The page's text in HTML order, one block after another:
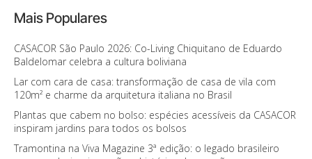
Mais Populares
CASACOR São Paulo 2026: Co-Living Chiquitano de Eduardo
Baldelomar celebra a cultura boliviana
Lar com cara de casa: transformação de casa de vila com
120m² e charme da arquitetura italiana no Brasil
Plantas que cabem no bolso: espécies acessíveis da CASACOR
inspiram jardins para todos os bolsos
Tramontina na Viva Magazine 3ª edição: o legado brasileiro